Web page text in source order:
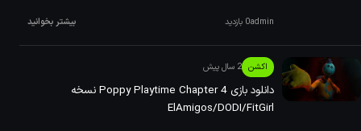
admin0 بازدید بیشتر بخوانید
اکشن 2 سال پیش
دانلود بازی Poppy Playtime Chapter 4 نسخه
ElAmigos/DODI/FitGirl